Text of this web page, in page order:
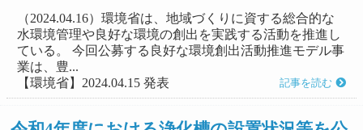
（2024.04.16）環境省は、地域づくりに資する総合的な
水環境管理や良好な環境の創出を実践する活動を推進し
ている。 今回公募する良好な環境創出活動推進モデル事
業は、豊...
【環境省】2024.04.15 発表
記事を読む